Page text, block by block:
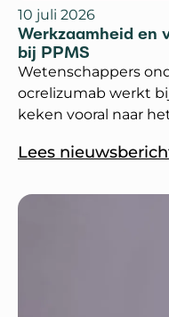
10 juli 2026
Werkzaamheid en
bij PPMS
Wetenschappers
ocrelizumab werkt
keken vooral naar
lichamelijke
Lees
`Werkzaamheid